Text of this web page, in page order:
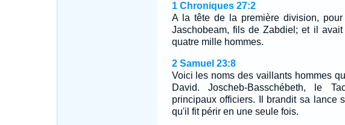
1 Chroniques 27:2
A la tête de la première division,
Jaschobeam, fils de Zabdiel; et il
quatre mille hommes.
2 Samuel 23:8
Voici les noms des vaillants hommes
David. Joscheb-Basschébeth, le
principaux officiers. Il brandit sa lance
qu'il fit périr en une seule fois.